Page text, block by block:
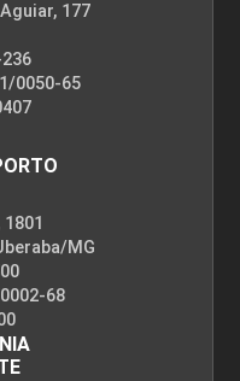
177
236
0050-65
MG
68